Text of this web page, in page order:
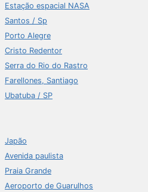
Estação espacial NASA
Santos / Sp
Porto Alegre
Cristo Redentor
Serra do Rio do Rastro
Farellones, Santiago
Ubatuba / SP
Japão
Avenida paulista
Praia Grande
Aeroporto de Guarulhos